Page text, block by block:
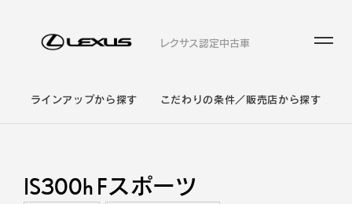
レクサス認定中古車
ラインアップから探す こだわりの条件／販売店から探す
IS300h Fスポーツ